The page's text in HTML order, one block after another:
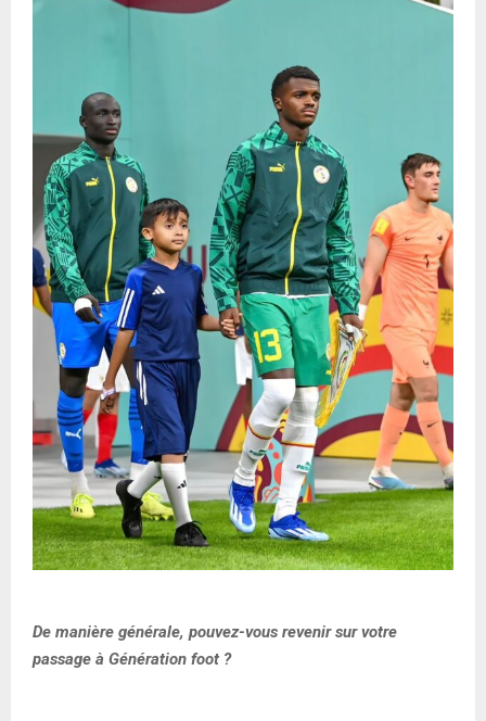
De manière générale, pouvez-vous revenir sur votre
passage à Génération foot ?